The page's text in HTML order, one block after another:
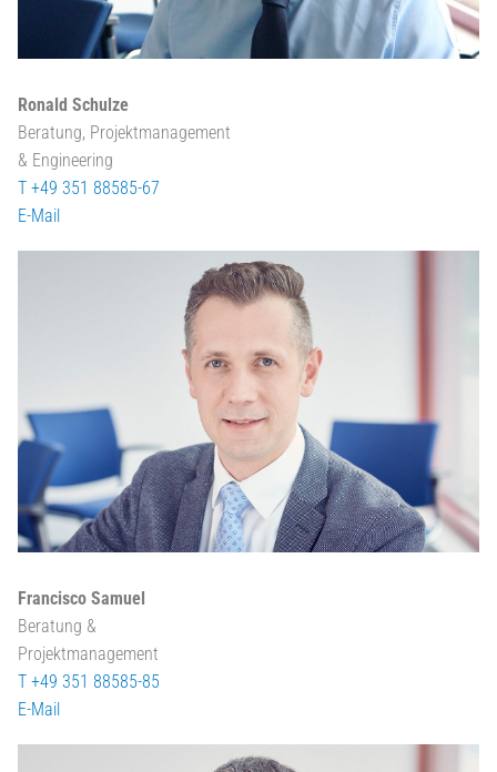
Ronald Schulze
Beratung, Projektmanagement
& Engineering
T +49 351 88585-67
E-Mail
Francisco Samuel
Beratung &
Projektmanagement
T +49 351 88585-85
E-Mail